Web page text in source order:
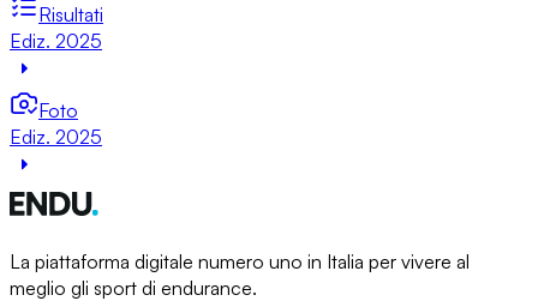
Risultati
Ediz. 2025
Foto
Ediz. 2025
La piattaforma digitale numero uno in Italia per vivere al
meglio gli sport di endurance.